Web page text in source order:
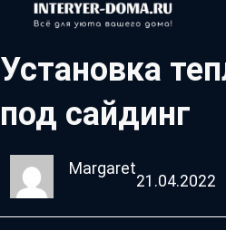
Установка
под сайдинг
Margaret
21.04.2022